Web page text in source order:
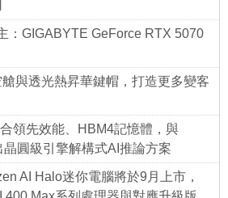
：GIGABYTE GeForce RTX 5070
與透光熱昇華鍵帽，打造更多變客
領先效能、HBM4記憶體，與
圓級引擎解構式AI推論方案
AI Halo迷你電腦將於9月上市，